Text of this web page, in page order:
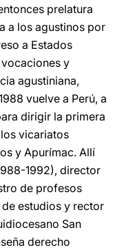
prelatura
a los agustinos por
a Estados
y
agustiniana,
vuelve a Perú, a
dirigir la primera
vicariatos
y Apurímac. Allí
1992), director
de profesos
estudios y rector
San
derecho